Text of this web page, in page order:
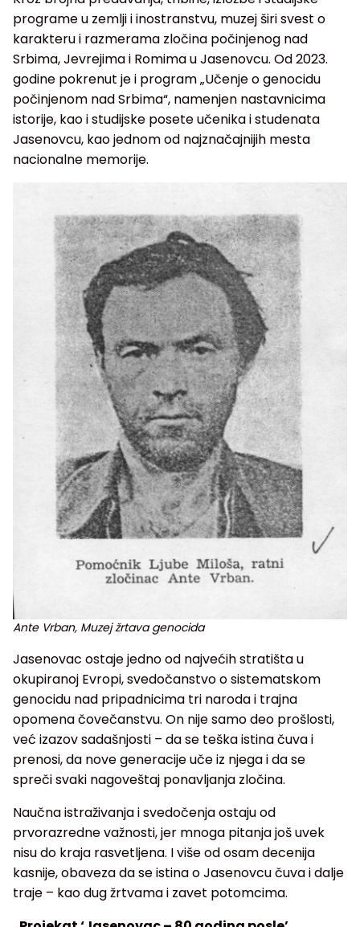
programe u zemlji i inostranstvu, muzej širi svest o
karakteru i razmerama zločina počinjenog nad
Srbima, Jevrejima i Romima u Jasenovcu. Od 2023.
godine pokrenut je i program „Učenje o genocidu
počinjenom nad Srbima“, namenjen nastavnicima
istorije, kao i studijske posete učenika i studenata
Jasenovcu, kao jednom od najznačajnijih mesta
nacionalne memorije.
Ante Vrban, Muzej žrtava genocida
Jasenovac ostaje jedno od najvećih stratišta u
okupiranoj Evropi, svedočanstvo o sistematskom
genocidu nad pripadnicima tri naroda i trajna
opomena čovečanstvu. On nije samo deo prošlosti,
već izazov sadašnjosti – da se teška istina čuva i
prenosi, da nove generacije uče iz njega i da se
spreči svaki nagoveštaj ponavljanja zločina.
Naučna istraživanja i svedočenja ostaju od
prvorazredne važnosti, jer mnoga pitanja još uvek
nisu do kraja rasvetljena. I više od osam decenija
kasnije, obaveza da se istina o Jasenovcu čuva i dalje
traje – kao dug žrtvama i zavet potomcima.